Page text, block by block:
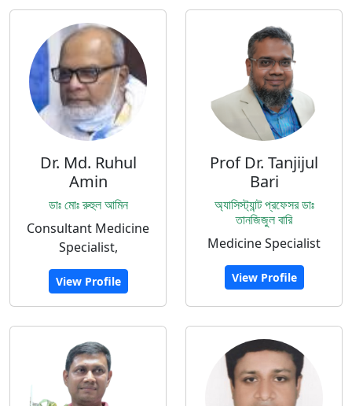
Dr. Md. Ruhul
Amin
ডাঃ মোঃ রুহুল আমিন
Consultant Medicine
Specialist,
View Profile
Prof Dr. Tanjijul
Bari
অ্যাসিস্ট্যান্ট প্রফেসর ডাঃ
তানজিজুল বারি
Medicine Specialist
View Profile